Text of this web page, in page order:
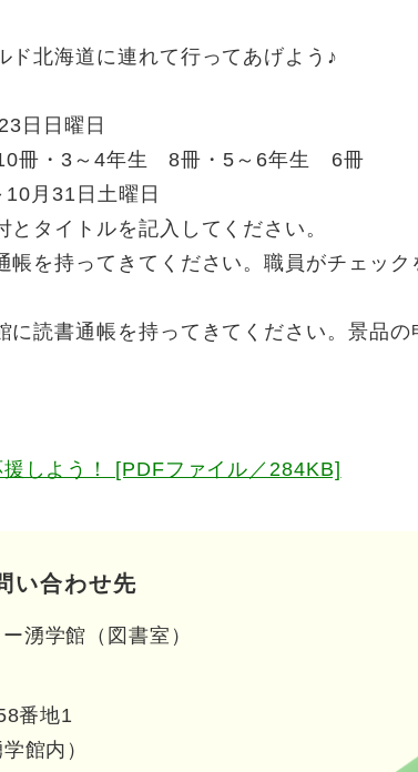
ド北海道に連れて行ってあげよう♪
日日曜日
・3～4年生 8冊・5～6年生 6冊
月31日土曜日
とタイトルを記入してください。
帳を持ってきてください。職員がチェック
に読書通帳を持ってきてください。景品の
しよう！ [PDFファイル／284KB]
い合わせ先
湧学館（図書室）
番地1
館内）